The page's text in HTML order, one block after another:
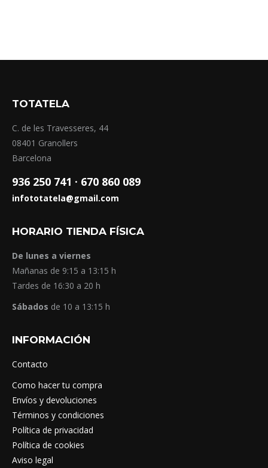
TOTATELA
C. de les Travesseres, 44
08401 Granollers
Barcelona
936 250 741 · 670 860 089
infototatela@gmail.com
HORARIO TIENDA FÍSICA
De lunes a viernes
Mañanas de 9:15 a 13:15 h
Tardes de 16:30 a 20 h
Sábados de 10 a 13:15 h
INFORMACIÓN
Contacto
Como hacer tu compra
Envíos y devoluciones
Términos y condiciones
Política de privacidad
Política de cookies
Aviso legal